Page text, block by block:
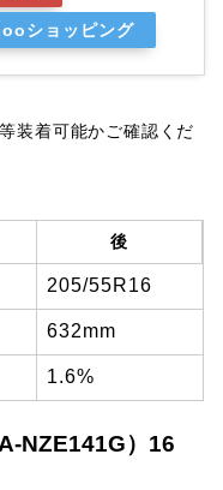
ショッピング
装着可能かご確認くだ
後
205/55R16
632mm
1.6%
NZE141G）16